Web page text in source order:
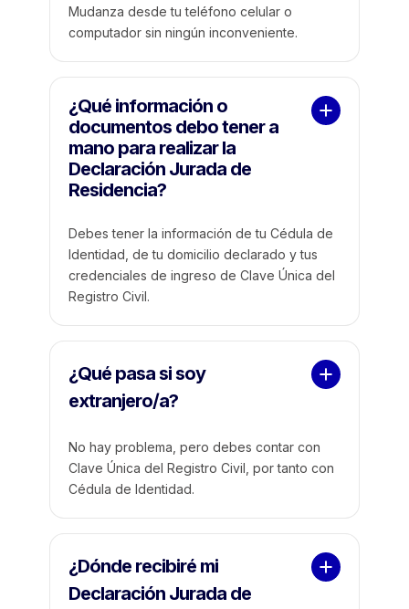
Mudanza desde tu teléfono celular o
computador sin ningún inconveniente.
¿Qué información o
documentos debo tener a
mano para realizar la
Declaración Jurada de
Residencia?
Debes tener la información de tu Cédula de
Identidad, de tu domicilio declarado y tus
credenciales de ingreso de Clave Única del
Registro Civil.
¿Qué pasa si soy
extranjero/a?
No hay problema, pero debes contar con
Clave Única del Registro Civil, por tanto con
Cédula de Identidad.
¿Dónde recibiré mi
Declaración Jurada de